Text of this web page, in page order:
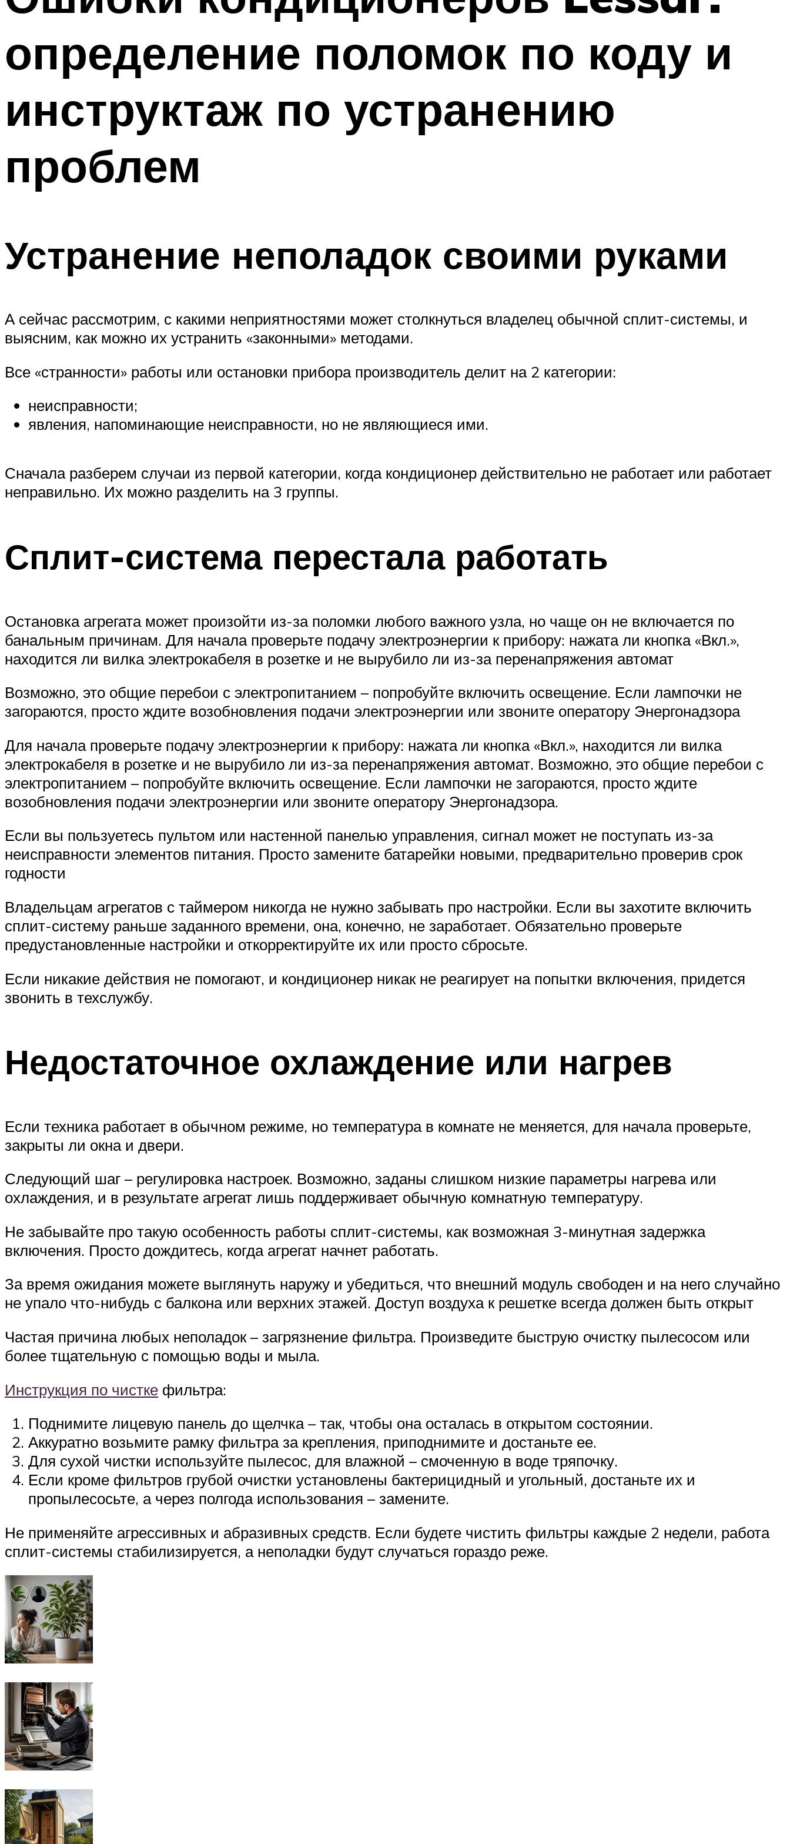
определение поломок по коду и
инструктаж по устранению
проблем
Устранение неполадок своими руками
А сейчас рассмотрим, с какими неприятностями может столкнуться владелец обычной сплит-системы, и
выясним, как можно их устранить «законными» методами.
Все «странности» работы или остановки прибора производитель делит на 2 категории:
неисправности;
явления, напоминающие неисправности, но не являющиеся ими.
Сначала разберем случаи из первой категории, когда кондиционер действительно не работает или работает
неправильно. Их можно разделить на 3 группы.
Сплит-система перестала работать
Остановка агрегата может произойти из-за поломки любого важного узла, но чаще он не включается по
банальным причинам. Для начала проверьте подачу электроэнергии к прибору: нажата ли кнопка «Вкл.»,
находится ли вилка электрокабеля в розетке и не вырубило ли из-за перенапряжения автомат
Возможно, это общие перебои с электропитанием – попробуйте включить освещение. Если лампочки не
загораются, просто ждите возобновления подачи электроэнергии или звоните оператору Энергонадзора
Для начала проверьте подачу электроэнергии к прибору: нажата ли кнопка «Вкл.», находится ли вилка
электрокабеля в розетке и не вырубило ли из-за перенапряжения автомат. Возможно, это общие перебои с
электропитанием – попробуйте включить освещение. Если лампочки не загораются, просто ждите
возобновления подачи электроэнергии или звоните оператору Энергонадзора.
Если вы пользуетесь пультом или настенной панелью управления, сигнал может не поступать из-за
неисправности элементов питания. Просто замените батарейки новыми, предварительно проверив срок
годности
Владельцам агрегатов с таймером никогда не нужно забывать про настройки. Если вы захотите включить
сплит-систему раньше заданного времени, она, конечно, не заработает. Обязательно проверьте
предустановленные настройки и откорректируйте их или просто сбросьте.
Если никакие действия не помогают, и кондиционер никак не реагирует на попытки включения, придется
звонить в техслужбу.
Недостаточное охлаждение или нагрев
Если техника работает в обычном режиме, но температура в комнате не меняется, для начала проверьте,
закрыты ли окна и двери.
Следующий шаг – регулировка настроек. Возможно, заданы слишком низкие параметры нагрева или
охлаждения, и в результате агрегат лишь поддерживает обычную комнатную температуру.
Не забывайте про такую особенность работы сплит-системы, как возможная 3-минутная задержка
включения. Просто дождитесь, когда агрегат начнет работать.
За время ожидания можете выглянуть наружу и убедиться, что внешний модуль свободен и на него случайно
не упало что-нибудь с балкона или верхних этажей. Доступ воздуха к решетке всегда должен быть открыт
Частая причина любых неполадок – загрязнение фильтра. Произведите быструю очистку пылесосом или
более тщательную с помощью воды и мыла.
Инструкция по чистке фильтра:
Поднимите лицевую панель до щелчка – так, чтобы она осталась в открытом состоянии.
Аккуратно возьмите рамку фильтра за крепления, приподнимите и достаньте ее.
Для сухой чистки используйте пылесос, для влажной – смоченную в воде тряпочку.
Если кроме фильтров грубой очистки установлены бактерицидный и угольный, достаньте их и
пропылесосьте, а через полгода использования – замените.
Не применяйте агрессивных и абразивных средств. Если будете чистить фильтры каждые 2 недели, работа
сплит-системы стабилизируется, а неполадки будут случаться гораздо реже.